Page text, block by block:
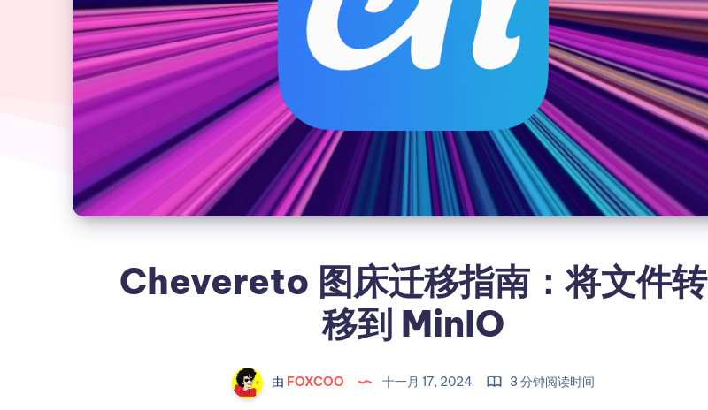
Chevereto 图床迁移指南：将文件转
移到 MinIO
由 FOXCOO 十一月 17, 2024 3 分钟阅读时间